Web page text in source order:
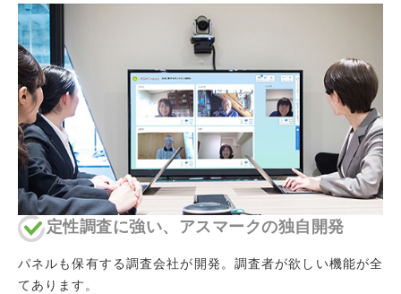
定性調査に強い、アスマークの独自開発
パネルも保有する調査会社が開発。調査者が欲しい機能が全
てあります。